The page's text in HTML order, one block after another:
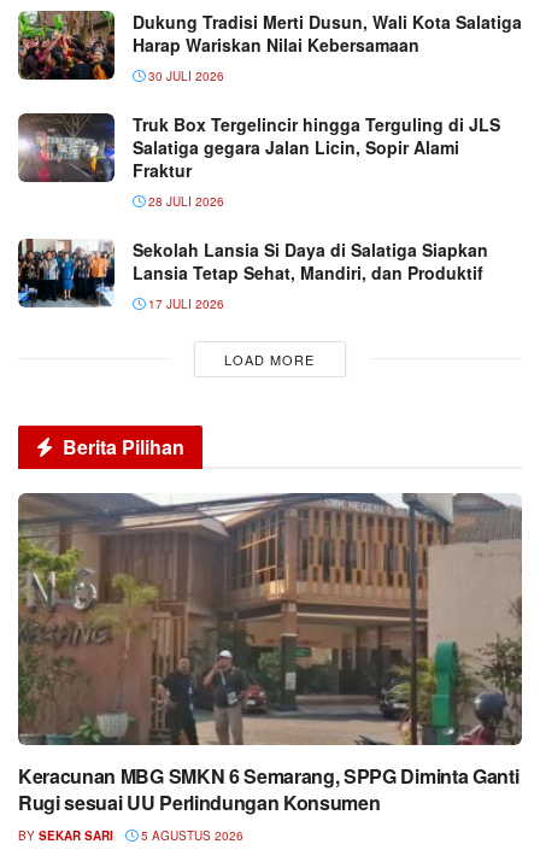
Dukung Tradisi Merti Dusun, Wali Kota Salatiga
Harap Wariskan Nilai Kebersamaan
30 JULI 2026
Truk Box Tergelincir hingga Terguling di JLS
Salatiga gegara Jalan Licin, Sopir Alami
Fraktur
28 JULI 2026
Sekolah Lansia Si Daya di Salatiga Siapkan
Lansia Tetap Sehat, Mandiri, dan Produktif
17 JULI 2026
LOAD MORE
Berita Pilihan
Keracunan MBG SMKN 6 Semarang, SPPG Diminta Ganti
Rugi sesuai UU Perlindungan Konsumen
BY SEKAR SARI 5 AGUSTUS 2026